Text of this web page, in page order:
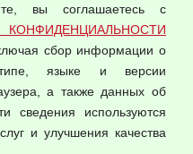
данных
вы соглашаетесь с
сбор информации о
языке и версии
а также данных об
сведения используются
и улучшения качества